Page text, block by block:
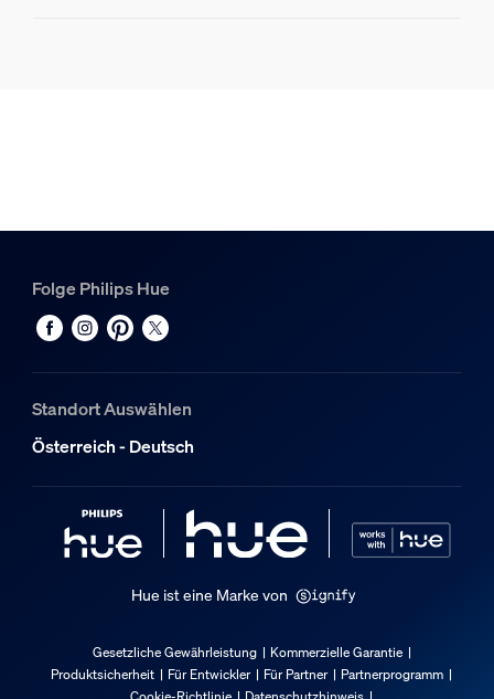
Farbe
Schwarz
Umweltschutz
Entsorgung des Produkts
Entsorge das Produkt am Ende seiner (wirtschaftlichen)
Schwenkbarer Spotkopf
Folge Philips Hue
Standort Auswählen
Österreich - Deutsch
Hue ist eine Marke von
Gesetzliche Gewährleistung
Kommerzielle Garantie
Produktsicherheit
Für Entwickler Für Partner
Partnerprogramm